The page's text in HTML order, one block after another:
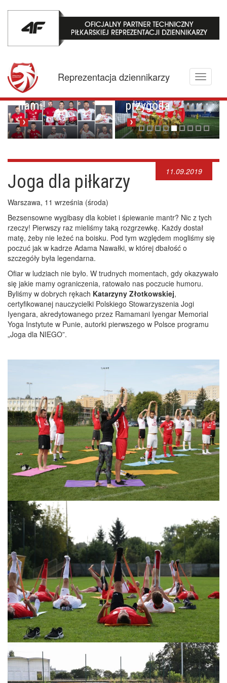
Toggle
Reprezentacja dziennikarzy
Zagrajcie z
nami!
czyli
amerykańska
przygoda
11.09.2019
Joga dla piłkarzy
Warszawa, 11 września (środa)
Bezsensowne wygibasy dla kobiet i śpiewanie mantr? Nic z tych
rzeczy! Pierwszy raz mieliśmy taką rozgrzewkę. Każdy dostał
matę, żeby nie leżeć na boisku. Pod tym względem mogliśmy się
poczuć jak w kadrze Adama Nawałki, w której dbałość o
szczegóły była legendarna.
Ofiar w ludziach nie było. W trudnych momentach, gdy okazywało
się jakie mamy ograniczenia, ratowało nas poczucie humoru.
Byliśmy w dobrych rękach Katarzyny Złotkowskiej,
certyfikowanej nauczycielki Polskiego Stowarzyszenia Jogi
Iyengara, akredytowanego przez Ramamani Iyengar Memorial
Yoga Instytute w Punie, autorki pierwszego w Polsce programu
„Joga dla NIEGO”.